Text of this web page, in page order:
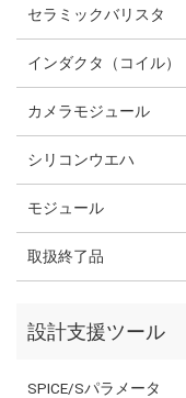
セラミックバリスタ
インダクタ（コイル）
カメラモジュール
シリコンウエハ
モジュール
取扱終了品
設計支援ツール
SPICE/Sパラメータ